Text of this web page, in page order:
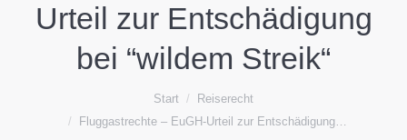
Urteil zur Entschädigung
bei “wildem Streik“
Sie befinden sich hier:Start
Reiserecht
Fluggastrechte – EuGH-Urteil zur Entschädigung…